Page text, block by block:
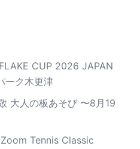
CUP 2026 JAPAN
ーク木更津
大人の板あそび 〜8月19
Tennis Classic